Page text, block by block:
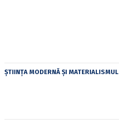
ȘTIINȚA MODERNĂ ȘI MATERIALISMUL